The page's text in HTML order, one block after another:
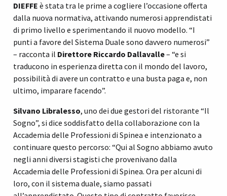
DIEFFE è stata tra le prime a cogliere l’occasione offerta
dalla nuova normativa, attivando numerosi apprendistati
di primo livello e sperimentando il nuovo modello. “I
punti a favore del Sistema Duale sono davvero numerosi”
– racconta il Direttore Riccardo Dallavalle– “e si
traducono in esperienza diretta con il mondo del lavoro,
possibilità di avere un contratto e una busta paga e, non
ultimo, imparare facendo”.
Silvano Libralesso, uno dei due gestori del ristorante “Il
Sogno”, si dice soddisfatto della collaborazione con la
Accademia delle Professioni di Spinea e intenzionato a
continuare questo percorso: “Qui al Sogno abbiamo avuto
negli anni diversi stagisti che provenivano dalla
Accademia delle Professioni di Spinea. Ora per alcuni di
loro, con il sistema duale, siamo passati